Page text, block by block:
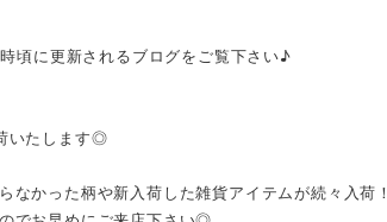
頃に更新されるブログをご覧下さい♪
いたします◎
なかった柄や新入荷した雑貨アイテムが続々入荷